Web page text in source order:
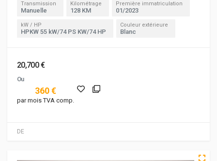
DE
Transmission
Manuelle
Kilométrage
128 KM
Première immatriculation
01/2023
kW / HP
HPKW 55 kW/74 PS KW/74 HP
Couleur extérieure
Blanc
20,700 €
Ou
360 €
par mois TVA comp.